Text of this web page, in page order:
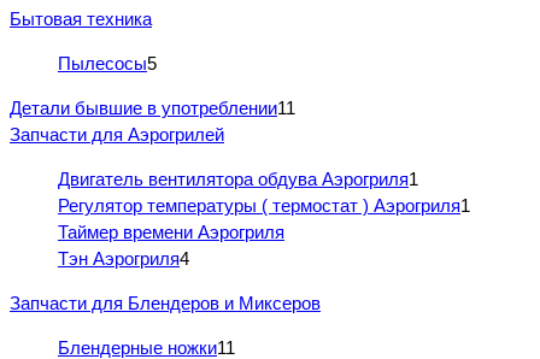
Бытовая техника
Пылесосы5
Детали бывшие в употреблении11
Запчасти для Аэрогрилей
Двигатель вентилятора обдува Аэрогриля1
Регулятор температуры ( термостат ) Аэрогриля1
Таймер времени Аэрогриля
Тэн Аэрогриля4
Запчасти для Блендеров и Миксеров
Блендерные ножки11